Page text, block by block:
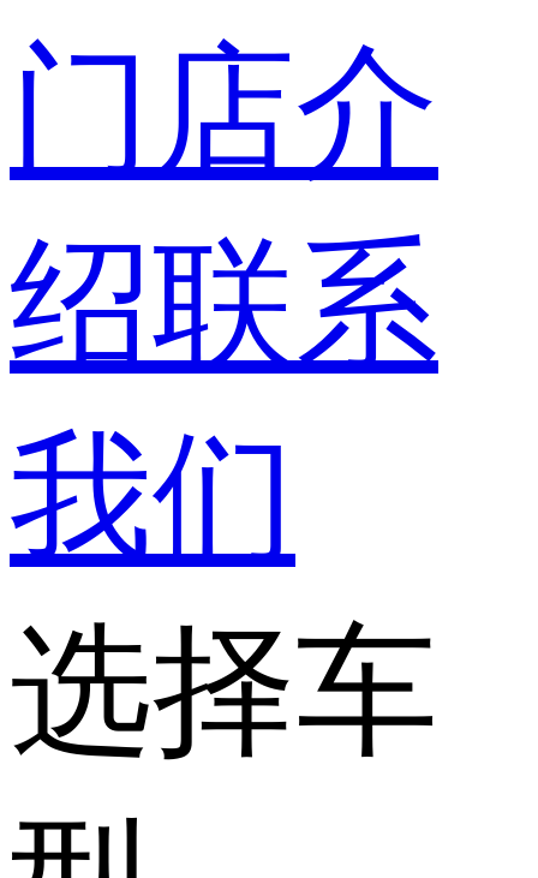
门店介
绍联系
我们
选择车